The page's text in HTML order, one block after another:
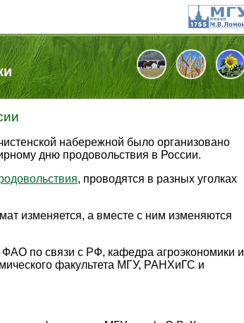
набережной было организовано
дню продовольствия в России.
, проводятся в разных уголках
изменяется, а вместе с ним изменяются
по связи с РФ, кафедра агроэкономики и
факультета МГУ, РАНХиГС и